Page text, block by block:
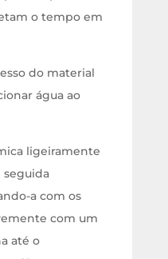
o tempo em
do material
água ao
ligeiramente
seguida
a com os
com um
até o